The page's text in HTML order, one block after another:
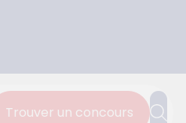
Trouver un concours